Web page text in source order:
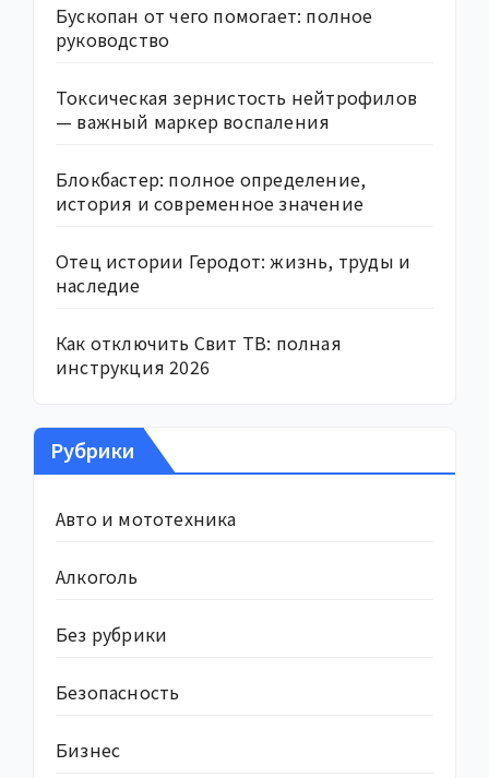
Бускопан от чего помогает: полное
руководство
Токсическая зернистость нейтрофилов
— важный маркер воспаления
Блокбастер: полное определение,
история и современное значение
Отец истории Геродот: жизнь, труды и
наследие
Как отключить Свит ТВ: полная
инструкция 2026
Рубрики
Авто и мототехника
Алкоголь
Без рубрики
Безопасность
Бизнес